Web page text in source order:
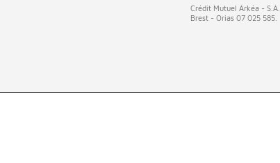
Crédit Mutuel Arkéa -
Brest - Orias 07 025 585.